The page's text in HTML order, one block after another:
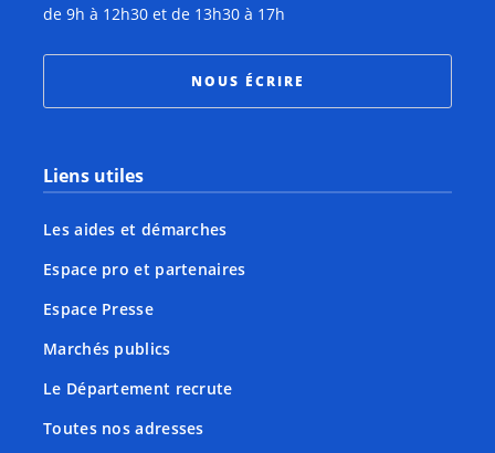
de 9h à 12h30 et de 13h30 à 17h
NOUS ÉCRIRE
Liens utiles
Les aides et démarches
Espace pro et partenaires
Espace Presse
Marchés publics
Le Département recrute
Toutes nos adresses